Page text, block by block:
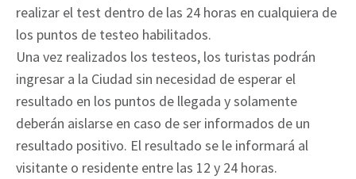
realizar el test dentro de las 24 horas en cualquiera de
los puntos de testeo habilitados.
Una vez realizados los testeos, los turistas podrán
ingresar a la Ciudad sin necesidad de esperar el
resultado en los puntos de llegada y solamente
deberán aislarse en caso de ser informados de un
resultado positivo. El resultado se le informará al
visitante o residente entre las 12 y 24 horas.